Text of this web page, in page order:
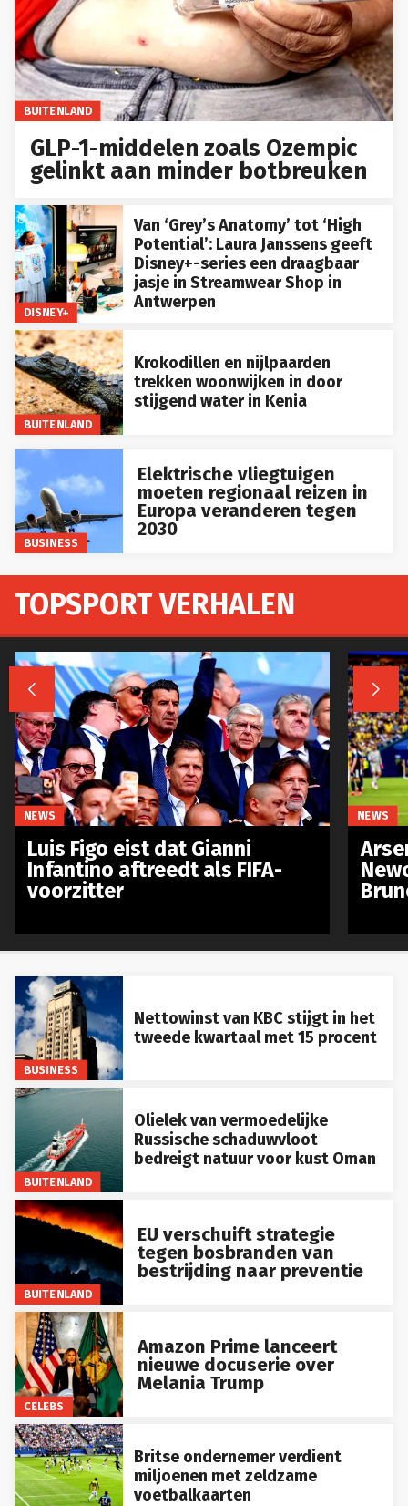
BUITENLAND
GLP-1-middelen zoals Ozempic
gelinkt aan minder botbreuken
DISNEY+
Van ‘Grey’s Anatomy’ tot ‘High
Potential’: Laura Janssens geeft
Disney+-series een draagbaar
jasje in Streamwear Shop in
Antwerpen
BUITENLAND
Krokodillen en nijlpaarden
trekken woonwijken in door
stijgend water in Kenia
BUSINESS
Elektrische vliegtuigen
moeten regionaal reizen in
Europa veranderen tegen
2030
BUSINESS
Nettowinst van KBC stijgt in het
tweede kwartaal met 15 procent
BUITENLAND
Olielek van vermoedelijke
Russische schaduwvloot
bedreigt natuur voor kust Oman
BUITENLAND
EU verschuift strategie
tegen bosbranden van
bestrijding naar preventie
CELEBS
Amazon Prime lanceert
nieuwe docuserie over
Melania Trump
Britse ondernemer verdient
miljoenen met zeldzame
voetbalkaarten
TOPSPORT VERHALEN
 
NEWS
Luis Figo eist dat Gianni
Infantino aftreedt als FIFA-
voorzitter
NEWS